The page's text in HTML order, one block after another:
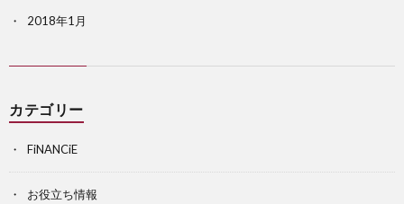
2018年1月
カテゴリー
FiNANCiE
お役立ち情報